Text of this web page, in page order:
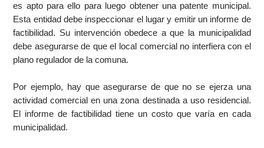
es apto para ello para luego obtener una patente municipal.
Esta entidad debe inspeccionar el lugar y emitir un informe de
factibilidad. Su intervención obedece a que la municipalidad
debe asegurarse de que el local comercial no interfiera con el
plano regulador de la comuna.
Por ejemplo, hay que asegurarse de que no se ejerza una
actividad comercial en una zona destinada a uso residencial.
El informe de factibilidad tiene un costo que varía en cada
municipalidad.